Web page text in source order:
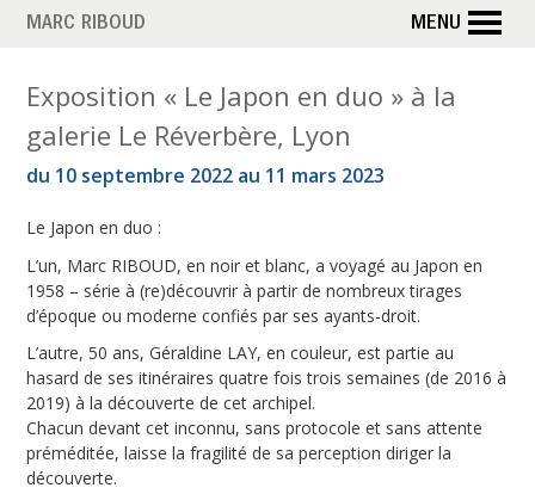
Aller
principal
MARC RIBOUD MENU
É
t
i
q
u
e
t
t
e
Exposition « Le Japon en duo » à la
galerie Le Réverbère, Lyon
du 10 septembre 2022 au 11 mars 2023
Le Japon en duo :
L’un, Marc RIBOUD, en noir et blanc, a voyagé au Japon en
1958 – série à (re)découvrir à partir de nombreux tirages
d’époque ou moderne confiés par ses ayants-droit.
L’autre, 50 ans, Géraldine LAY, en couleur, est partie au
hasard de ses itinéraires quatre fois trois semaines (de 2016 à
2019) à la découverte de cet archipel.
Chacun devant cet inconnu, sans protocole et sans attente
préméditée, laisse la fragilité de sa perception diriger la
découverte.